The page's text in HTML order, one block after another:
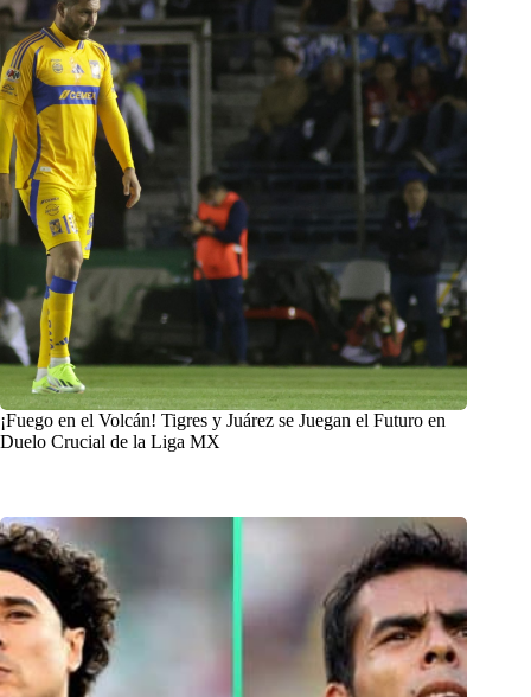
¡Fuego en el Volcán! Tigres y Juárez se Juegan el Futuro en
Duelo Crucial de la Liga MX